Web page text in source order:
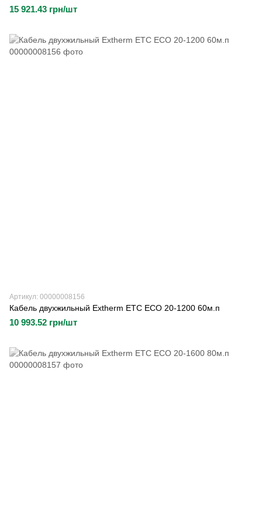
15 921.43 грн/шт
Артикул: 00000008156
Кабель двухжильный Extherm ETC ECO 20-1200 60м.п
10 993.52 грн/шт